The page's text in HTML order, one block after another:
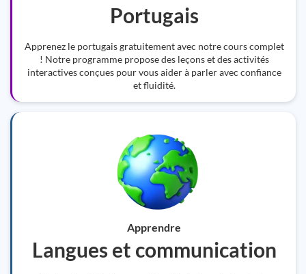
Portugais
Apprenez le portugais gratuitement avec notre cours complet
! Notre programme propose des leçons et des activités
interactives conçues pour vous aider à parler avec confiance
et fluidité.
Apprendre
Langues et communication